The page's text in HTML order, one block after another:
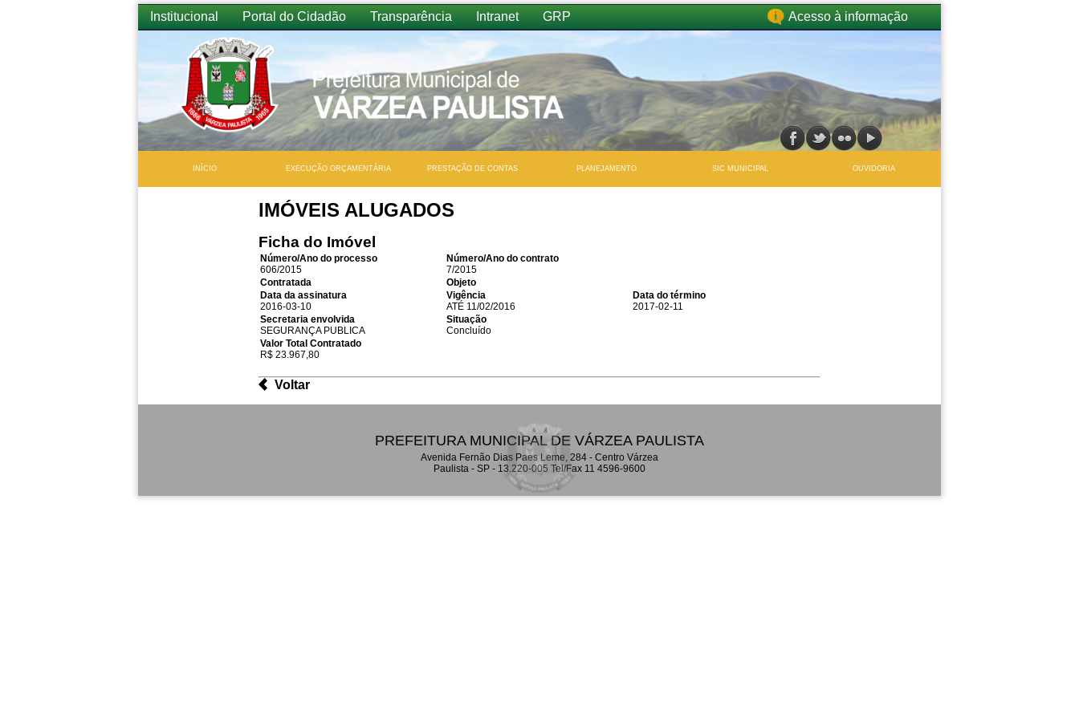
Institucional Portal do Cidadão Transparência Intranet GRP Acesso à informação
INÍCIO EXECUÇÃO ORÇAMENTÁRIA PRESTAÇÃO DE CONTAS PLANEJAMENTO SIC MUNICIPAL OUVIDORIA
IMÓVEIS ALUGADOS
Ficha do Imóvel
Número/Ano do processo
606/2015
Número/Ano do contrato
7/2015
Contratada
Objeto
Data da assinatura
2016-03-10
Vigência
ATÉ 11/02/2016
Data do término
2017-02-11
Secretaria envolvida
SEGURANÇA PUBLICA
Situação
Concluído
Valor Total Contratado
R$ 23.967,80
Voltar
PREFEITURA MUNICIPAL DE VÁRZEA PAULISTA
Avenida Fernão Dias Paes Leme, 284 - Centro Várzea
Paulista - SP - 13.220-005 Tel/Fax 11 4596-9600